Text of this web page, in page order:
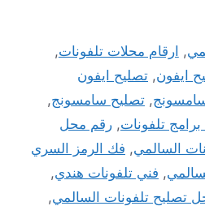
, ارقام محلات تلفونات,
ايفون, تصليح ايفون
, تصليح سامسونج,
برامج تلفونات, رقم محل
السالمي, فك الرمز السري
, فني تلفونات هندي,
تصليح تلفونات السالمي,